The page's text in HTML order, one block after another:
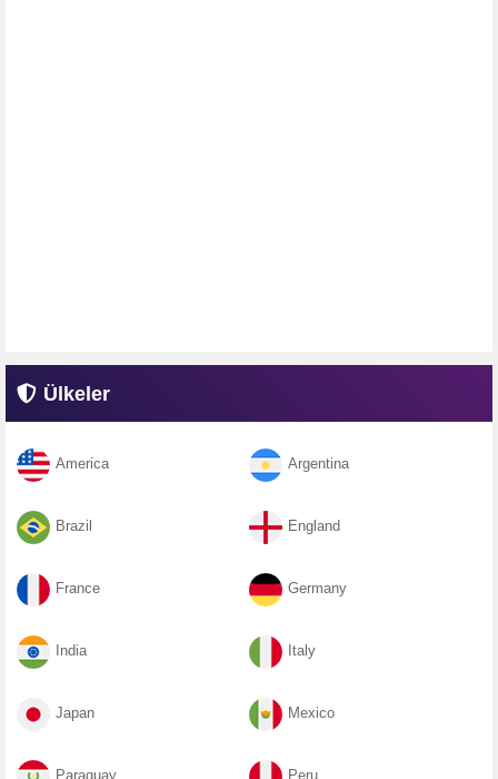
Ülkeler
America Argentina
Brazil England
France Germany
India Italy
Japan Mexico
Paraguay Peru